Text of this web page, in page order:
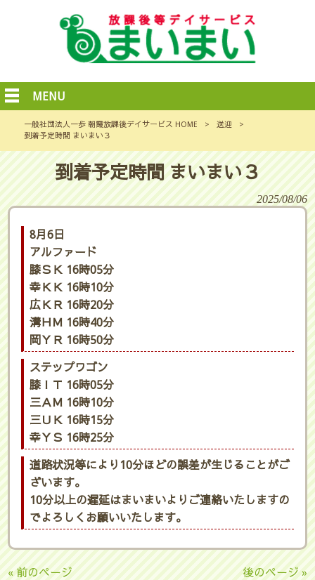
MENU
一般社団法人一歩 朝霞放課後デイサービス HOME > 送迎
>
到着予定時間 まいまい３
到着予定時間 まいまい３
2025/08/06
8月6日
アルファード
膝ＳＫ 16時05分
幸ＫＫ 16時10分
広ＫＲ 16時20分
溝ＨＭ 16時40分
岡ＹＲ 16時50分
ステップワゴン
膝ＩＴ 16時05分
三ＡＭ 16時10分
三ＵＫ 16時15分
幸ＹＳ 16時25分
道路状況等により10分ほどの誤差が生じることがご
ざいます。
10分以上の遅延はまいまいよりご連絡いたしますの
でよろしくお願いいたします。
« 前のページ 後のページ »